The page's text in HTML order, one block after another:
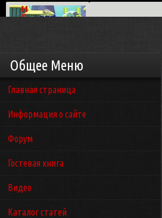
Общее Меню
Главная страница
Информация о сайте
Форум
Гостевая книга
Видео
Каталог статей